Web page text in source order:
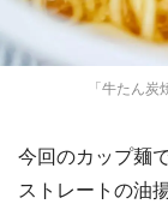
「牛たん
今回のカップ麺
ストレートの油